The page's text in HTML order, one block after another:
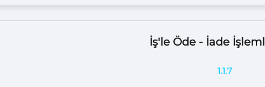
İş'le Öde - İade
1.1.7